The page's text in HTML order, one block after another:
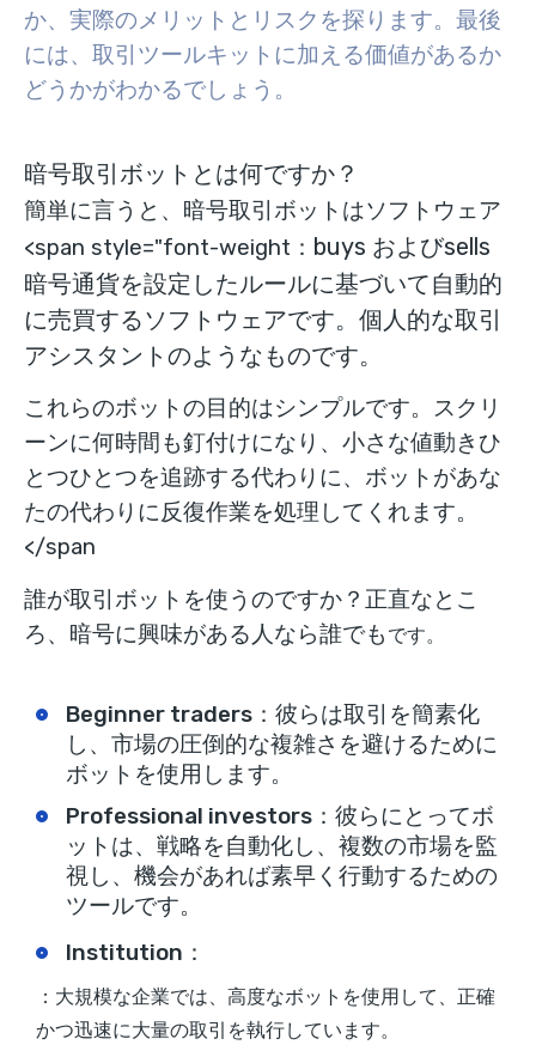
か、実際のメリットとリスクを探ります。最後
には、取引ツールキットに加える価値があるか
どうかがわかるでしょう。
暗号取引ボットとは何ですか？
簡単に言うと、暗号取引ボットはソフトウェア
<span style="font-weight： buys およびsells
暗号通貨を設定したルールに基づいて自動的
に売買するソフトウェアです。個人的な取引
アシスタントのようなものです。
これらのボットの目的はシンプルです。スクリ
ーンに何時間も釘付けになり、小さな値動きひ
とつひとつを追跡する代わりに、ボットがあな
たの代わりに反復作業を処理してくれます。
</span
誰が取引ボットを使うのですか？正直なとこ
ろ、暗号に興味がある人なら誰でも です。
Beginner traders ：彼らは取引を簡素化
し、市場の圧倒的な複雑さを避けるために
ボットを使用します。
Professional investors ：彼らにとってボ
ットは、戦略を自動化し、複数の市場を監
視し、機会があれば素早く行動するための
ツールです。
Institution ：
：大規模な企業では、高度なボットを使用して、正確
かつ迅速に大量の取引を執行しています。